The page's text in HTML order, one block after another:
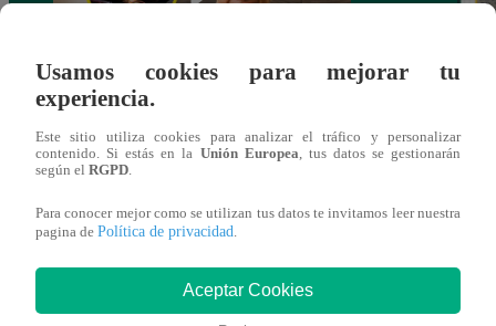
antes de Navidad?
También te puede
Usamos cookies para mejorar tu
experiencia.
Este sitio utiliza cookies para analizar el tráfico y personalizar
contenido. Si estás en la Unión Europea , tus datos se gestionarán
según el RGPD
Para conocer mejor como se utilizan tus datos te invitamos leer nuestra
pagina de Política de privacidad
Aceptar Cookies